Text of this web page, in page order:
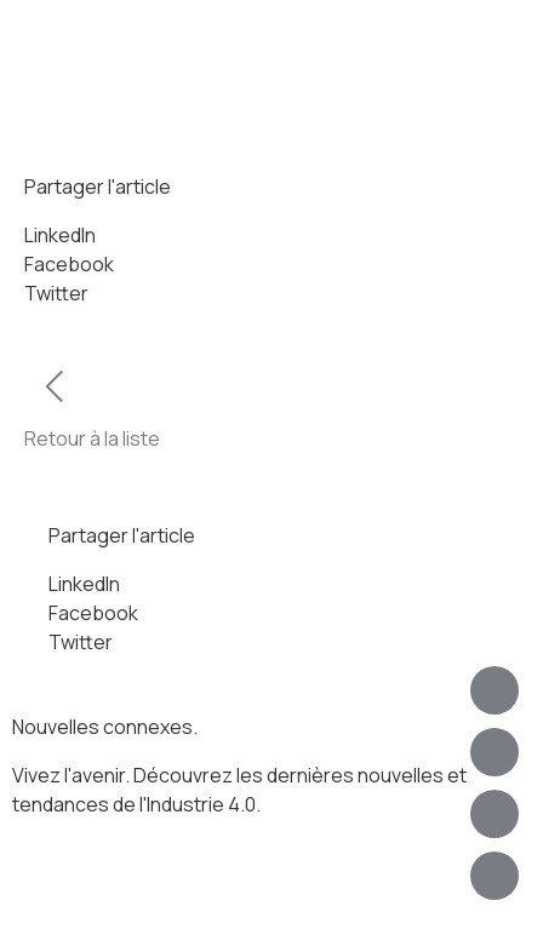
Partager l'article
LinkedIn
Facebook
Twitter
Retour à la liste
Partager l'article
LinkedIn
Facebook
Twitter
Nouvelles connexes.
Vivez l'avenir. Découvrez les dernières nouvelles et
tendances de l'Industrie 4.0.